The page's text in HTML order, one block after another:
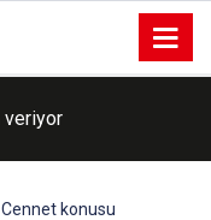
veriyor
konusu